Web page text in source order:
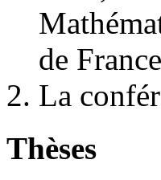
de
La
Thèses